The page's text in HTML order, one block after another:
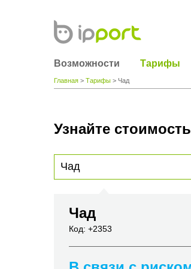
Возможности Тарифы
Главная > Тарифы > Чад
Узнайте
Чад
Код: +2353